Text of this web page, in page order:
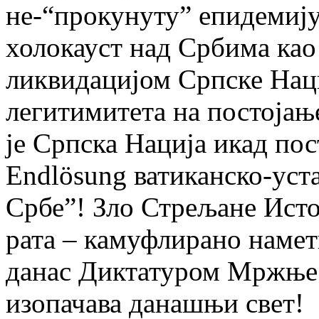
не-“прокунуту”
холокауст над Србима
ликвидацијом Српске
легитимитета на
је Српска Нација икад
Endlösung ватиканско-
Србе”! Зло Стрељане
рата – камуфлирано
данас Диктатуром Мржње
изопачава данашњи свет!